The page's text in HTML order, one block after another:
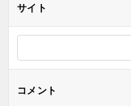
サイト
コメント